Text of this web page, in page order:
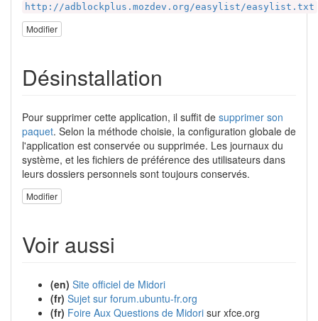
http://adblockplus.mozdev.org/easylist/easylist.txt
Modifier
Désinstallation
Pour supprimer cette application, il suffit de supprimer son
paquet. Selon la méthode choisie, la configuration globale de
l'application est conservée ou supprimée. Les journaux du
système, et les fichiers de préférence des utilisateurs dans
leurs dossiers personnels sont toujours conservés.
Modifier
Voir aussi
(en) Site officiel de Midori
(fr) Sujet sur forum.ubuntu-fr.org
(fr) Foire Aux Questions de Midori sur xfce.org